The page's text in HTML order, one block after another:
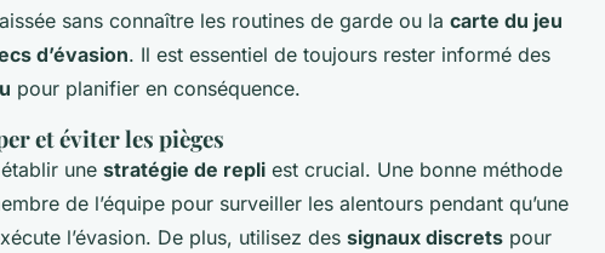
sans connaître les routines de garde ou la carte du jeu
d’évasion. Il est essentiel de toujours rester informé des
pour planifier en conséquence.
et éviter les pièges
une stratégie de repli est crucial. Une bonne méthode
de l’équipe pour surveiller les alentours pendant qu’une
l’évasion. De plus, utilisez des signaux discrets pour